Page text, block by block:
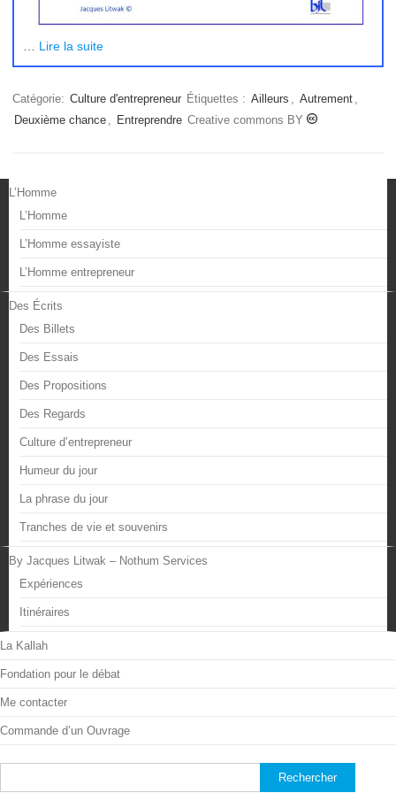
Lire la suite
Catégorie: Culture d'entrepreneur Étiquettes : Ailleurs Autrement
Deuxième chance
Entreprendre Creative commons BY
L’Homme
L’Homme
L’Homme essayiste
L’Homme entrepreneur
Des Écrits
Des Billets
Des Essais
Des Propositions
Des Regards
Culture d’entrepreneur
Humeur du jour
La phrase du jour
Tranches de vie et souvenirs
By Jacques Litwak – Nothum Services
Expériences
Itinéraires
La Kallah
Fondation pour le débat
Me contacter
Commande d’un Ouvrage